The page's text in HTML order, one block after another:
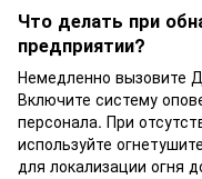
Что делать при
предприятии?
Немедленно вызовите
Включите систему
персонала. При
используйте
для локализации огня